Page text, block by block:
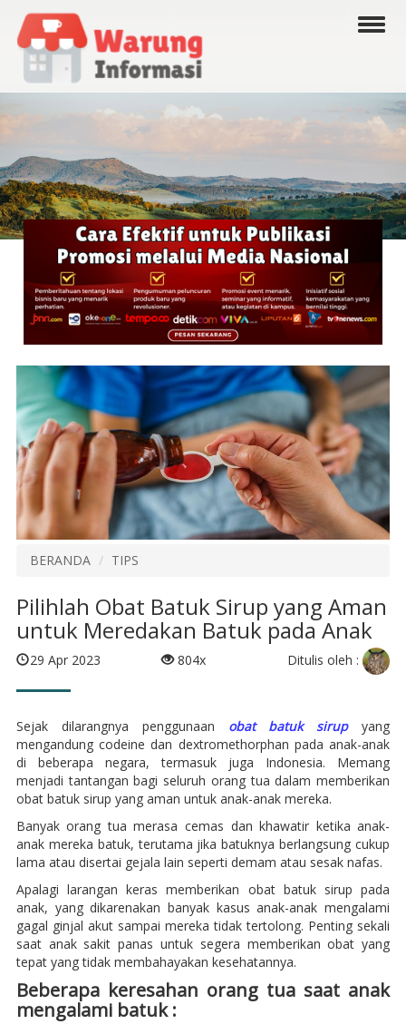
BERANDA TIPS
Pilihlah Obat Batuk Sirup yang Aman
untuk Meredakan Batuk pada Anak
29 Apr 2023 804x Ditulis oleh :
Sejak dilarangnya penggunaan obat batuk sirupyang
mengandung codeine dan dextromethorphan pada anak-anak
di beberapa negara, termasuk juga Indonesia. Memang
menjadi tantangan bagi seluruh orang tua dalam memberikan
obat batuk sirup yang aman untuk anak-anak mereka.
Banyak orang tua merasa cemas dan khawatir ketika anak-
anak mereka batuk, terutama jika batuknya berlangsung cukup
lama atau disertai gejala lain seperti demam atau sesak nafas.
Apalagi larangan keras memberikan obat batuk sirup pada
anak, yang dikarenakan banyak kasus anak-anak mengalami
gagal ginjal akut sampai mereka tidak tertolong. Penting sekali
saat anak sakit panas untuk segera memberikan obat yang
tepat yang tidak membahayakan kesehatannya.
Beberapa keresahan orang tua saat anak
mengalami batuk :